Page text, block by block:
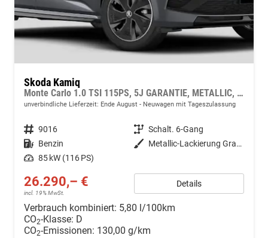
Skoda Kamiq
Monte Carlo 1.0 TSI 115PS, 5J GARANTIE, METALLIC, ELE. HECKKLAPPE, ANHÄNGERKUPPLUNG, BEH. FRONTSCHEIBE, MATRIX-LED, PANORAMADACH, Sitzheizung, Lenkradheizung, Ladeboden, ACC, SIDE Assist, Virtual Cockpit 10", Parksensoren, Kamera, KESSY, Privacy, 17" Alu, Climatroni
unverbindliche Lieferzeit: Ende August Neuwagen mit Tageszulassung
Fahrzeugnr. 9016 Getriebe Schalt. 6-Gang
Kraftstoff Benzin Außenfarbe
Metallic-Lackierung Graphit-Grau
Leistung 85 kW (116 PS)
26.290,– €
incl. 19% MwSt.
Details
Verbrauch kombiniert: 5,80 l/100km
CO2-Klasse: D
CO2-Emissionen: 130,00 g/km